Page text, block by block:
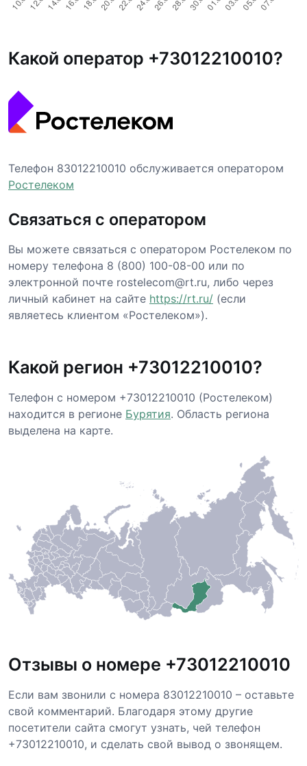
Какой оператор +73012210010?
Телефон 83012210010 обслуживается оператором
Ростелеком
Связаться с оператором
Вы можете связаться с оператором Ростелеком по
номеру телефона 8 (800) 100-08-00 или по
электронной почте rostelecom@rt.ru, либо через
личный кабинет на сайте https://rt.ru/ (если
являетесь клиентом «Ростелеком»).
Какой регион +73012210010?
Телефон с номером +73012210010 (Ростелеком)
находится в регионе Бурятия. Область региона
выделена на карте.
Отзывы о номере +73012210010
Если вам звонили с номера 83012210010 – оставьте
свой комментарий. Благодаря этому другие
посетители сайта смогут узнать, чей телефон
+73012210010, и сделать свой вывод о звонящем.